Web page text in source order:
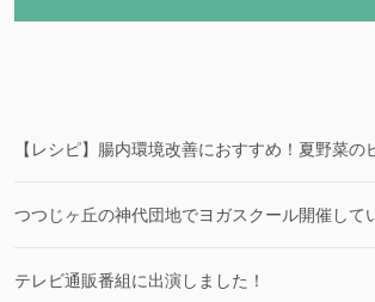
【レシピ】腸内環境改善におすすめ！夏野菜の
つつじヶ丘の神代団地でヨガスクール開催して
テレビ通販番組に出演しました！